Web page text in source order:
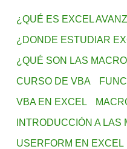
¿QUÉ ES EXCEL
¿DONDE ESTUDIAR
¿QUÉ SON LAS
CURSO DE VBA
VBA EN EXCEL
INTRODUCCIÓN A LAS
USERFORM EN EXCEL